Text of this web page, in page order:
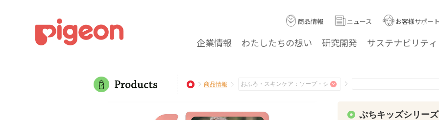
企業情報 わたしたちの想い 研究開発 サステナビリティ
商品情報 ニュース お客様サポート
商品情報
ぷちキッズシリー